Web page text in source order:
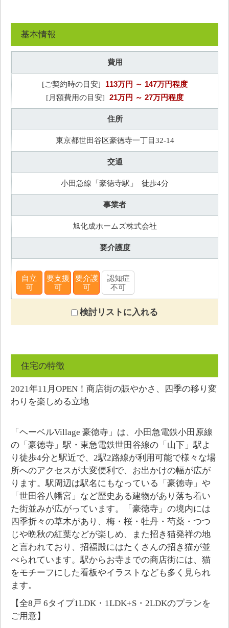
基本情報
費用
[ご契約時の目安] 113万円 ～ 147万円程度
[月額費用の目安] 21万円 ～ 27万円程度
住所
東京都世田谷区豪徳寺一丁目32-14
交通
小田急線「豪徳寺駅」 徒歩4分
事業者
旭化成ホームズ株式会社
要介護度
自立
可
要支援
可
要介護
可
認知症
不可
検討リストに入れる
住宅の特徴
2021年11月OPEN！商店街の賑やかさ、四季の移り変
わりを楽しめる立地
「ヘーベルVillage 豪徳寺」は、小田急電鉄小田原線
の「豪徳寺」駅・東急電鉄世田谷線の「山下」駅よ
り徒歩4分と駅近で、2駅2路線が利用可能で様々な場
所へのアクセスが大変便利で、お出かけの幅が広が
ります。駅周辺は駅名にもなっている「豪徳寺」や
「世田谷八幡宮」など歴史ある建物があり落ち着い
た街並みが広がっています。「豪徳寺」の境内には
四季折々の草木があり、梅・桜・牡丹・芍薬・つつ
じや晩秋の紅葉などが楽しめ、また招き猫発祥の地
と言われており、招福殿にはたくさんの招き猫が並
べられています。駅からお寺までの商店街には、猫
をモチーフにした看板やイラストなども多く見られ
ます。
【全8戸 6タイプ1LDK・1LDK+S・2LDKのプランを
ご用意】